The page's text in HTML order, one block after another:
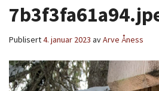
Publisert4. januar 2023 avArve Åness